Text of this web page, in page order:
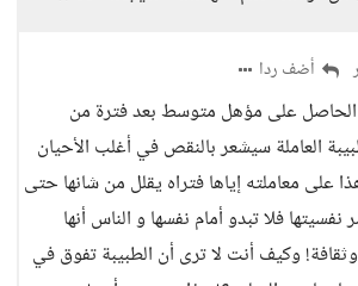
أضف ردا
على مؤهل متوسط بعد فترة من
العاملة سيشعر بالنقص في أغلب الأحيان
على معاملته إياها فتراه يقلل من شانها حتى
فلا تبدو أمام نفسها و الناس أنها
وكيف أنت لا ترى أن الطبيبة تفوق في